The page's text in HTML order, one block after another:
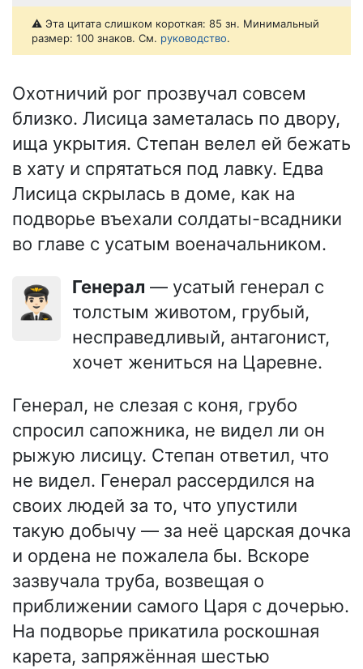
⚠️ Эта цитата слишком короткая: 85 зн. Минимальный
размер: 100 знаков. См. руководство.
Охотничий рог прозвучал совсем
близко. Лисица заметалась по двору,
ища укрытия. Степан велел ей бежать
в хату и спрятаться под лавку. Едва
Лисица скрылась в доме, как на
подворье въехали солдаты-всадники
во главе с усатым военачальником.
👨🏻‍✈️ Генерал — усатый генерал с
толстым животом, грубый,
несправедливый, антагонист,
хочет жениться на Царевне.
Генерал, не слезая с коня, грубо
спросил сапожника, не видел ли он
рыжую лисицу. Степан ответил, что
не видел. Генерал рассердился на
своих людей за то, что упустили
такую добычу — за неё царская дочка
и ордена не пожалела бы. Вскоре
зазвучала труба, возвещая о
приближении самого Царя с дочерью.
На подворье прикатила роскошная
карета, запряжённая шестью